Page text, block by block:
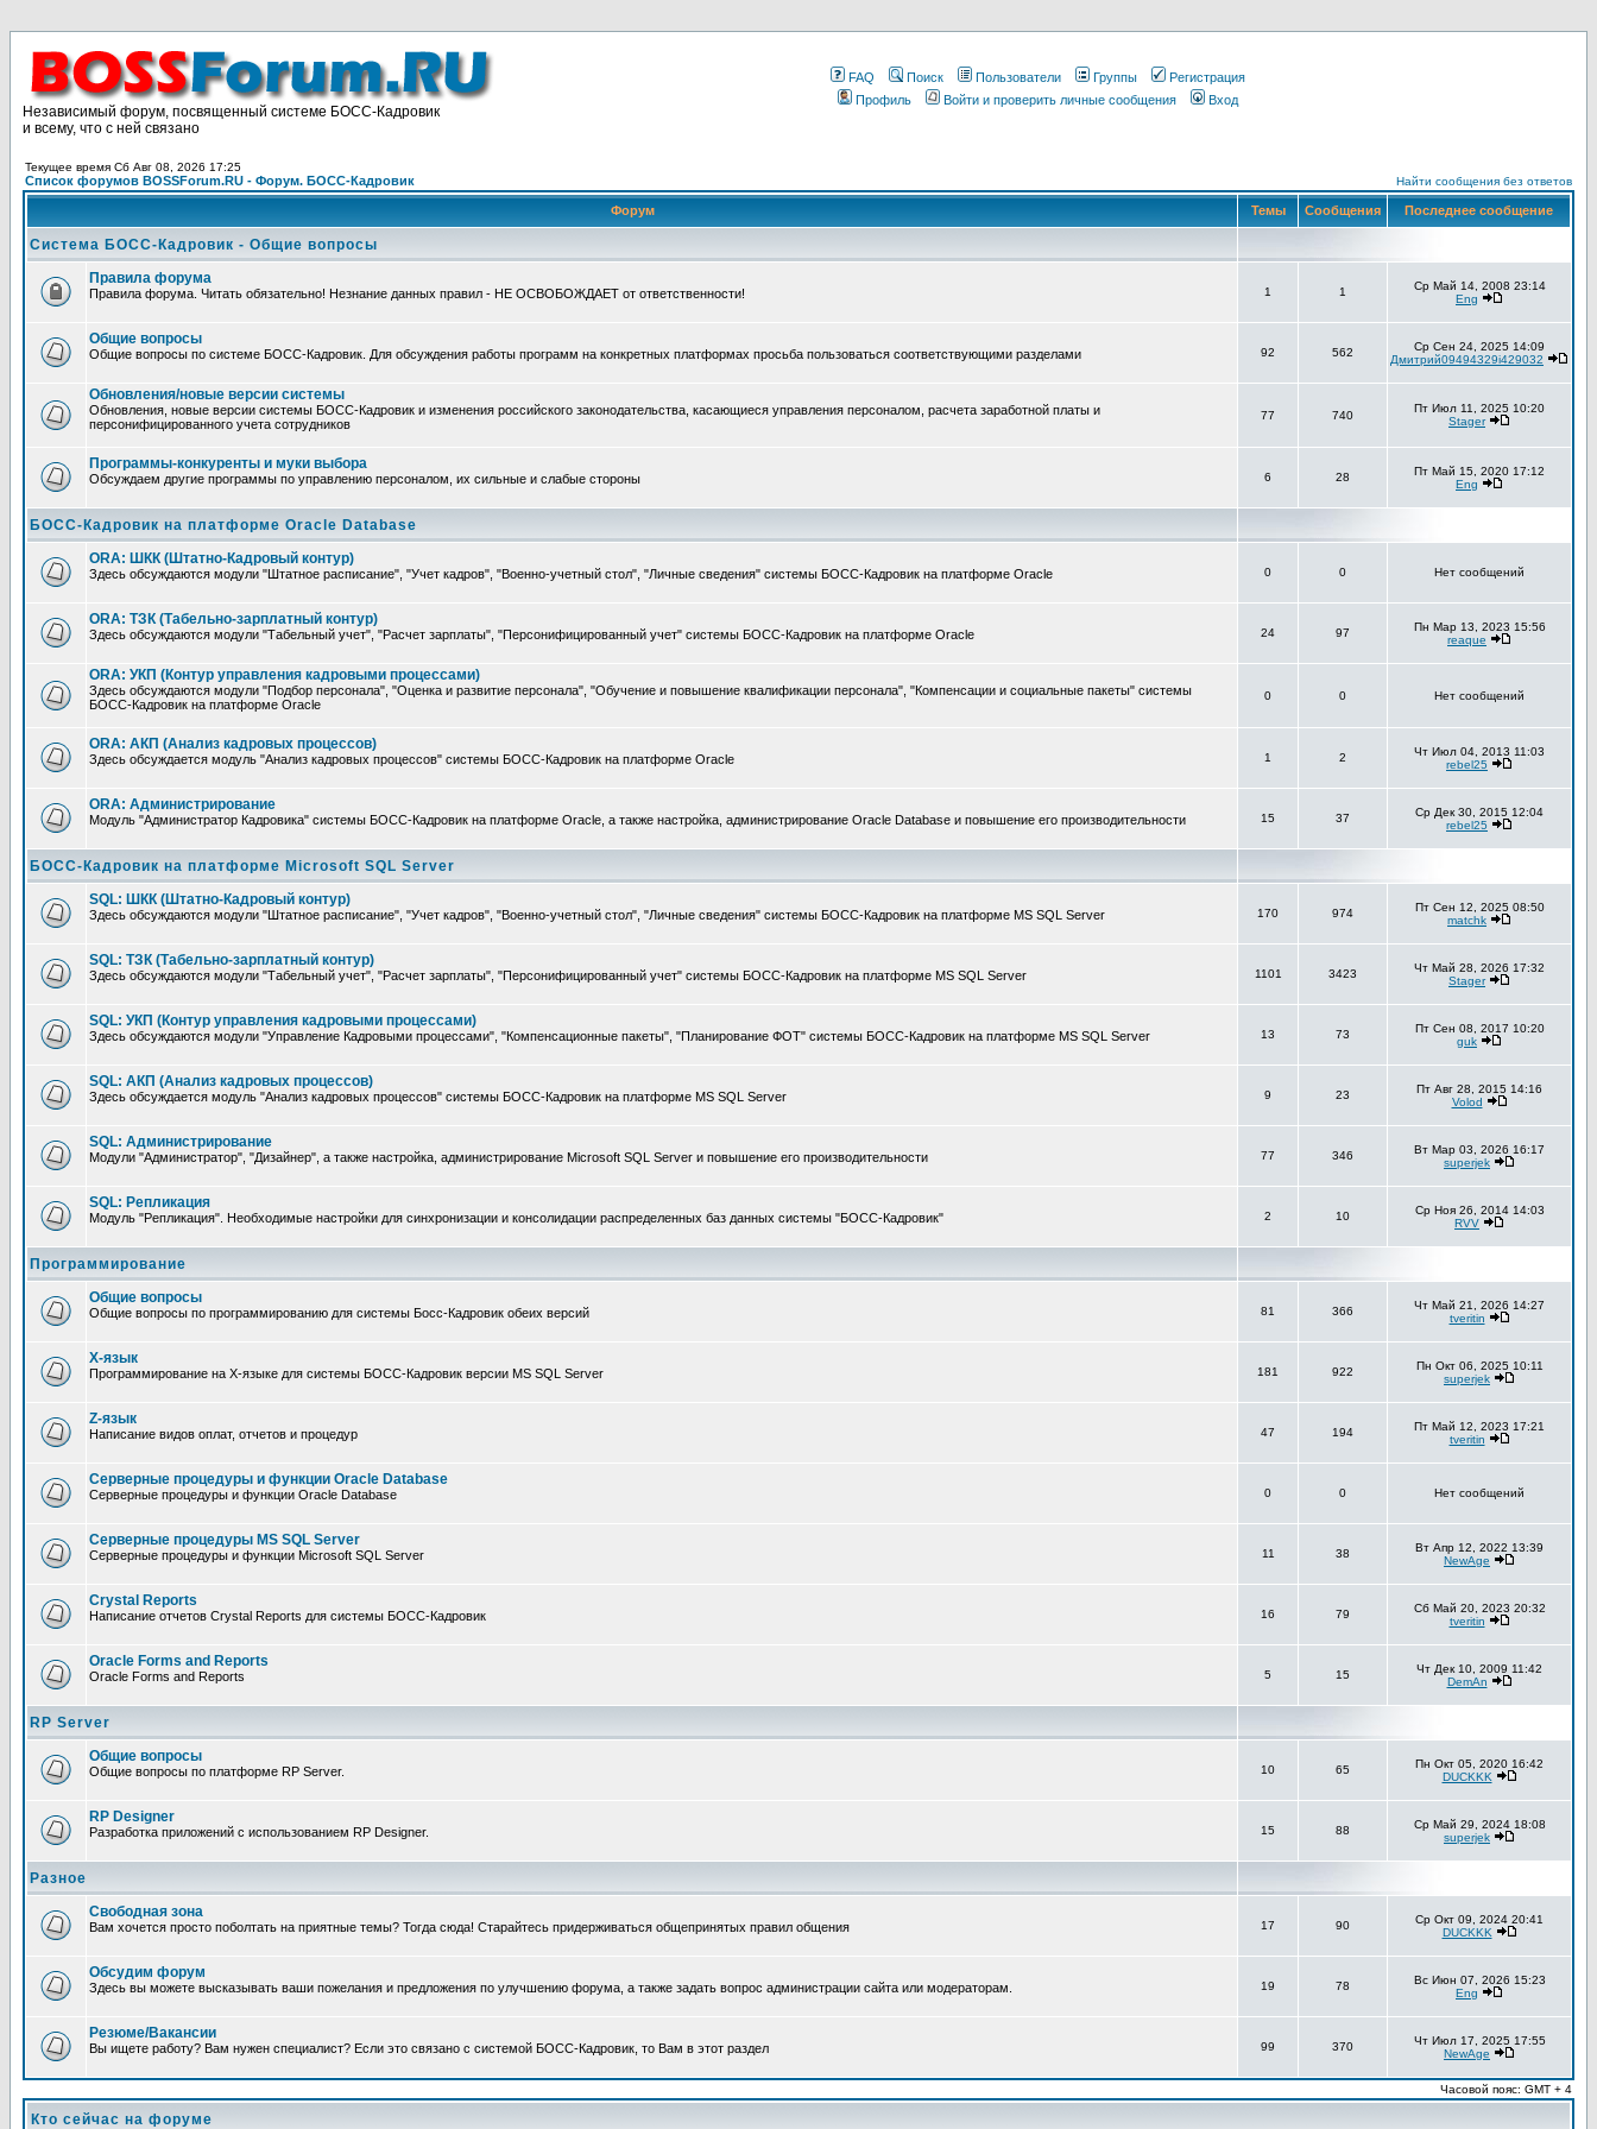
Независимый форум, посвященный системе БОСС-Кадровик
и всему, что с ней связано
FAQ Поиск Пользователи Группы
Регистрация
Профиль
Войти и проверить личные сообщения Вход
Текущее время Сб Авг 08, 2026 17:25
Список форумов BOSSForum.RU - Форум. БОСС-Кадровик Найти сообщения без ответов
Форум Темы Сообщения Последнее сообщение
Система БОСС-Кадровик - Общие вопросы
Правила форума
Правила форума. Читать обязательно! Незнание данных правил - НЕ ОСВОБОЖДАЕТ от ответственности! 1 1
Ср Май 14, 2008 23:14
Eng
Общие вопросы
Общие вопросы по системе БОСС-Кадровик. Для обсуждения работы программ на конкретных платформах просьба пользоваться соответствующими разделами 92 562
Ср Сен 24, 2025 14:09
Дмитрий09494329i429032
Обновления/новые версии системы
Обновления, новые версии системы БОСС-Кадровик и изменения российского законодательства, касающиеся управления персоналом, расчета заработной платы и
персонифицированного учета сотрудников
77 740
Пт Июл 11, 2025 10:20
Stager
Программы-конкуренты и муки выбора
Обсуждаем другие программы по управлению персоналом, их сильные и слабые стороны 6 28
Пт Май 15, 2020 17:12
Eng
БОСС-Кадровик на платформе Oracle Database
ORA: ШКК (Штатно-Кадровый контур)
Здесь обсуждаются модули "Штатное расписание", "Учет кадров", "Военно-учетный стол", "Личные сведения" системы БОСС-Кадровик на платформе Oracle 0 0 Нет сообщений
ORA: ТЗК (Табельно-зарплатный контур)
Здесь обсуждаются модули "Табельный учет", "Расчет зарплаты", "Персонифицированный учет" системы БОСС-Кадровик на платформе Oracle 24 97
Пн Мар 13, 2023 15:56
reaque
ORA: УКП (Контур управления кадровыми процессами)
Здесь обсуждаются модули "Подбор персонала", "Оценка и развитие персонала", "Обучение и повышение квалификации персонала", "Компенсации и социальные пакеты" системы
БОСС-Кадровик на платформе Oracle
0 0 Нет сообщений
ORA: АКП (Анализ кадровых процессов)
Здесь обсуждается модуль "Анализ кадровых процессов" системы БОСС-Кадровик на платформе Oracle 1 2
Чт Июл 04, 2013 11:03
rebel25
ORA: Администрирование
Модуль "Администратор Кадровика" системы БОСС-Кадровик на платформе Oracle, а также настройка, администрирование Oracle Database и повышение его производительности 15 37
Ср Дек 30, 2015 12:04
rebel25
БОСС-Кадровик на платформе Microsoft SQL Server
SQL: ШКК (Штатно-Кадровый контур)
Здесь обсуждаются модули "Штатное расписание", "Учет кадров", "Военно-учетный стол", "Личные сведения" системы БОСС-Кадровик на платформе MS SQL Server 170 974
Пт Сен 12, 2025 08:50
matchk
SQL: ТЗК (Табельно-зарплатный контур)
Здесь обсуждаются модули "Табельный учет", "Расчет зарплаты", "Персонифицированный учет" системы БОСС-Кадровик на платформе MS SQL Server 1101 3423
Чт Май 28, 2026 17:32
Stager
SQL: УКП (Контур управления кадровыми процессами)
Здесь обсуждаются модули "Управление Кадровыми процессами", "Компенсационные пакеты", "Планирование ФОТ" системы БОСС-Кадровик на платформе MS SQL Server 13 73
Пт Сен 08, 2017 10:20
guk
SQL: АКП (Анализ кадровых процессов)
Здесь обсуждается модуль "Анализ кадровых процессов" системы БОСС-Кадровик на платформе MS SQL Server 9 23
Пт Авг 28, 2015 14:16
Volod
SQL: Администрирование
Модули "Администратор", "Дизайнер", а также настройка, администрирование Microsoft SQL Server и повышение его производительности 77 346
Вт Мар 03, 2026 16:17
superjek
SQL: Репликация
Модуль "Репликация". Необходимые настройки для синхронизации и консолидации распределенных баз данных системы "БОСС-Кадровик" 2 10
Ср Ноя 26, 2014 14:03
RVV
Программирование
Общие вопросы
Общие вопросы по программированию для системы Босс-Кадровик обеих версий 81 366
Чт Май 21, 2026 14:27
tveritin
X-язык
Программирование на X-языке для системы БОСС-Кадровик версии MS SQL Server 181 922
Пн Окт 06, 2025 10:11
superjek
Z-язык
Написание видов оплат, отчетов и процедур 47 194
Пт Май 12, 2023 17:21
tveritin
Серверные процедуры и функции Oracle Database
Серверные процедуры и функции Oracle Database 0 0 Нет сообщений
Серверные процедуры MS SQL Server
Серверные процедуры и функции Microsoft SQL Server 11 38
Вт Апр 12, 2022 13:39
NewAge
Crystal Reports
Написание отчетов Crystal Reports для системы БОСС-Кадровик 16 79
Сб Май 20, 2023 20:32
tveritin
Oracle Forms and Reports
Oracle Forms and Reports 5 15
Чт Дек 10, 2009 11:42
DemAn
RP Server
Общие вопросы
Общие вопросы по платформе RP Server. 10 65
Пн Окт 05, 2020 16:42
DUCKKK
RP Designer
Разработка приложений с использованием RP Designer. 15 88
Ср Май 29, 2024 18:08
superjek
Разное
Свободная зона
Вам хочется просто поболтать на приятные темы? Тогда сюда! Старайтесь придерживаться общепринятых правил общения 17 90
Ср Окт 09, 2024 20:41
DUCKKK
Обсудим форум
Здесь вы можете высказывать ваши пожелания и предложения по улучшению форума, а также задать вопрос администрации сайта или модераторам. 19 78
Вс Июн 07, 2026 15:23
Eng
Резюме/Вакансии
Вы ищете работу? Вам нужен специалист? Если это связано с системой БОСС-Кадровик, то Вам в этот раздел 99 370
Чт Июл 17, 2025 17:55
NewAge
Часовой пояс: GMT + 4
Кто сейчас на форуме